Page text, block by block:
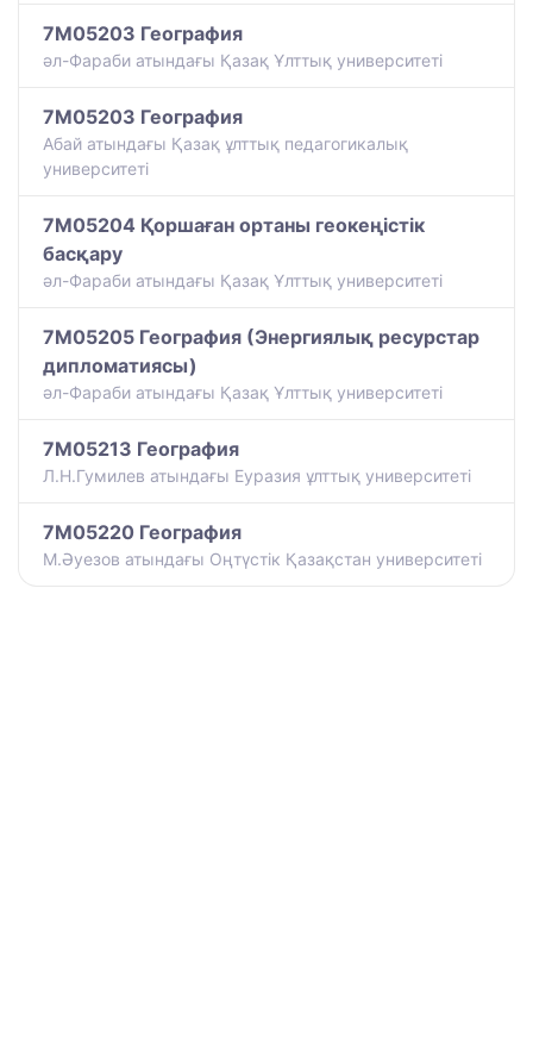
7M05203 География
әл-Фараби атындағы Қазақ Ұлттық университеті
7M05203 География
Абай атындағы Қазақ ұлттық педагогикалық
университеті
7M05204 Қоршаған ортаны геокеңістік
басқару
әл-Фараби атындағы Қазақ Ұлттық университеті
7M05205 География (Энергиялық ресурстар
дипломатиясы)
әл-Фараби атындағы Қазақ Ұлттық университеті
7M05213 География
Л.Н.Гумилев атындағы Еуразия ұлттық университеті
7M05220 География
М.Әуезов атындағы Оңтүстік Қазақстан университеті